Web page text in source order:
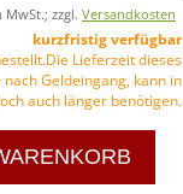
zzgl. Versandkosten
kurzfristig verfügbar
Lieferzeit dieses
Geldeingang, kann in
auch länger benötigen.